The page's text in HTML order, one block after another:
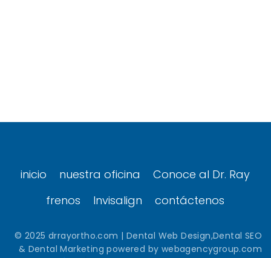
inicio nuestra oficina
Conoce al Dr. Ray
frenos
Invisalign contáctenos
© 2025 drrayortho.com | Dental Web Design,Dental SEO
& Dental Marketing powered by webagencygroup.com